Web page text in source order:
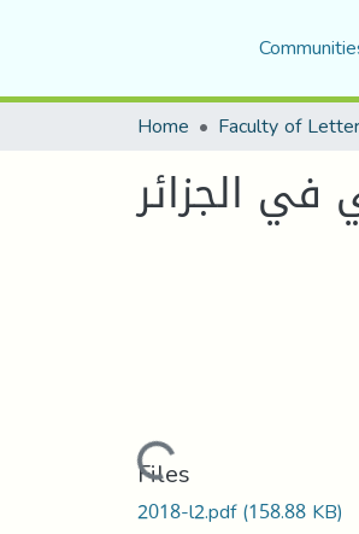
Home
في الجزائر
Loading...
Files
2018-l2.pdf(158.88 KB)